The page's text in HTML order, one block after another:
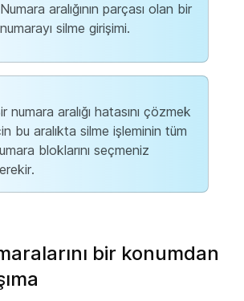
Numara aralığının parçası olan bir
numarayı silme girişimi.
numara aralığı hatasını çözmek
bu aralıkta silme işleminin tüm
bloklarını seçmeniz
bir konumdan